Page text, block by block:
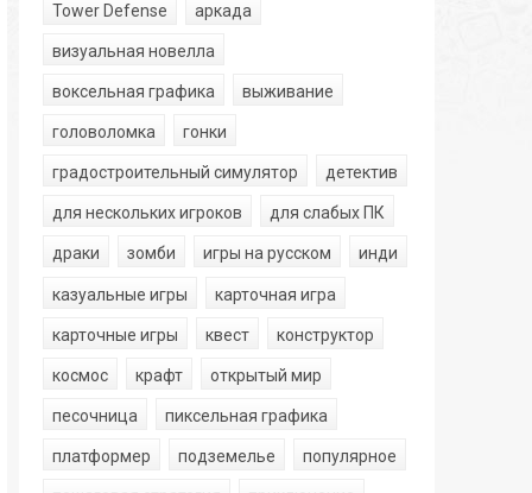
Tower Defense аркада
визуальная новелла
воксельная графика выживание
головоломка гонки
градостроительный симулятор детектив
для нескольких игроков для слабых ПК
драки зомби игры на русском инди
казуальные игры карточная игра
карточные игры квест конструктор
космос крафт открытый мир
песочница пиксельная графика
платформер подземелье популярное